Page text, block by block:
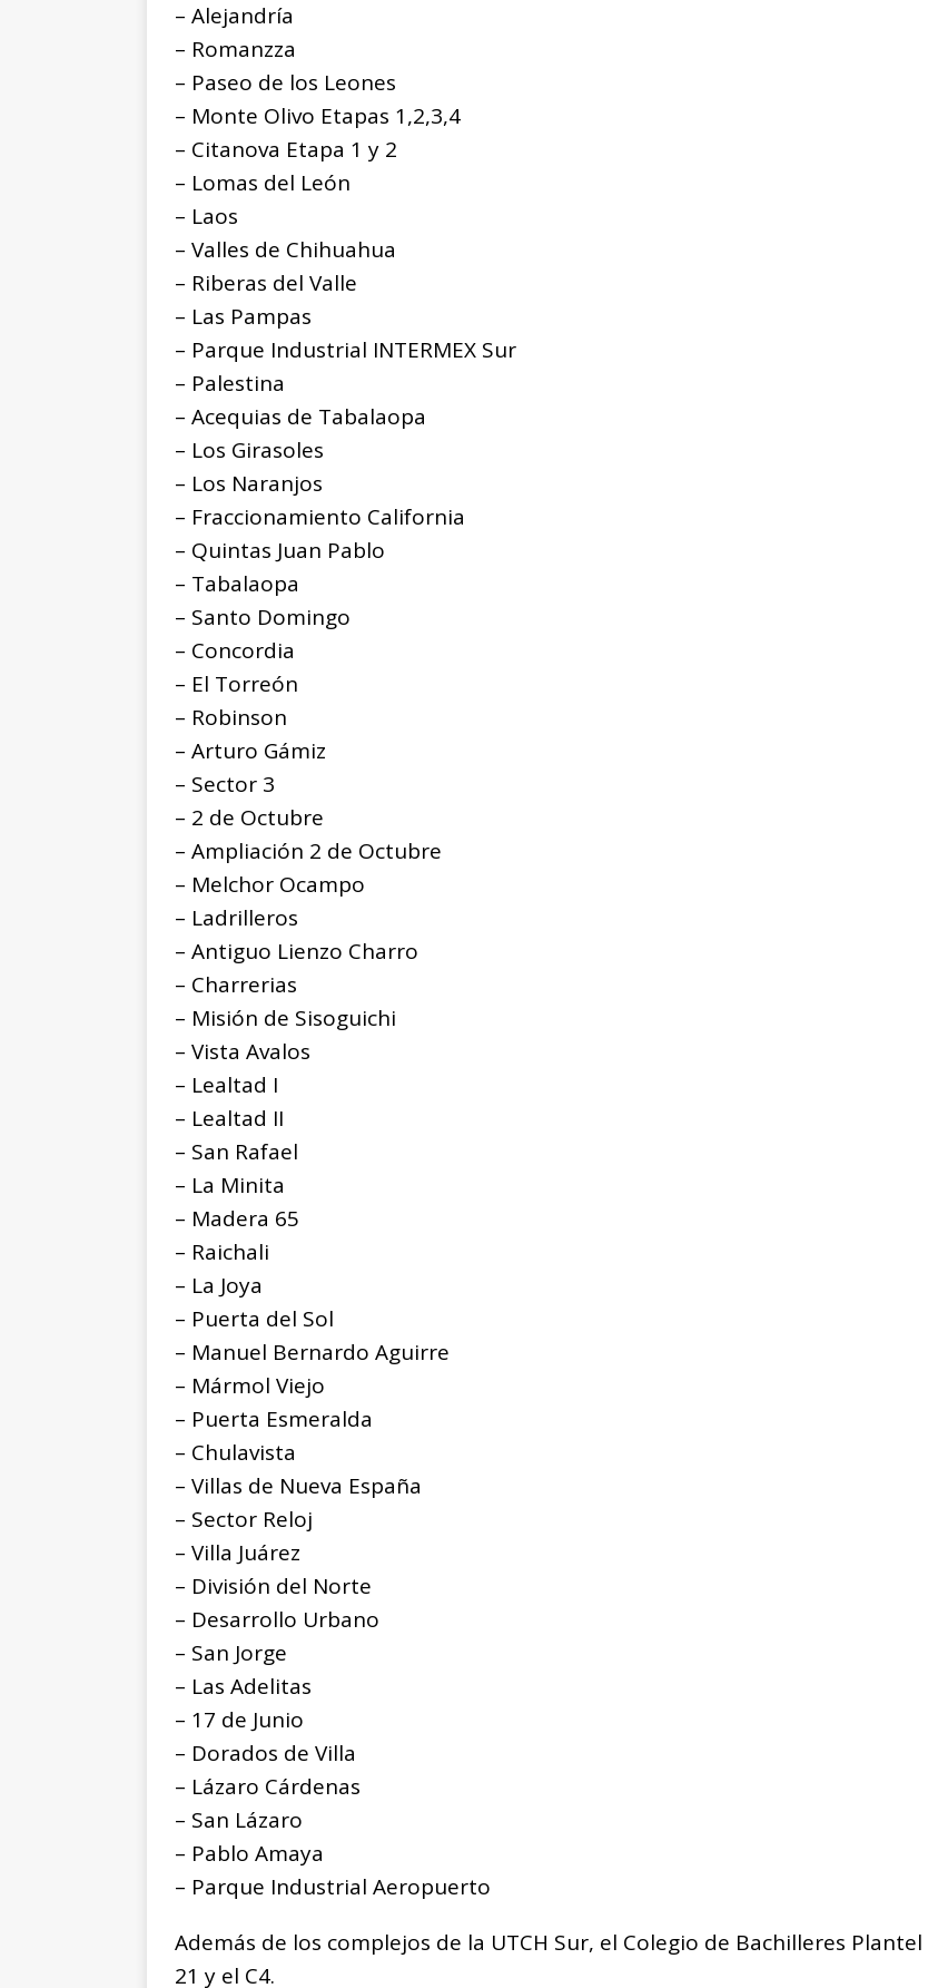
– Alejandría
– Romanzza
– Paseo de los Leones
– Monte Olivo Etapas 1,2,3,4
– Citanova Etapa 1 y 2
– Lomas del León
– Laos
– Valles de Chihuahua
– Riberas del Valle
– Las Pampas
– Parque Industrial INTERMEX Sur
– Palestina
– Acequias de Tabalaopa
– Los Girasoles
– Los Naranjos
– Fraccionamiento California
– Quintas Juan Pablo
– Tabalaopa
– Santo Domingo
– Concordia
– El Torreón
– Robinson
– Arturo Gámiz
– Sector 3
– 2 de Octubre
– Ampliación 2 de Octubre
– Melchor Ocampo
– Ladrilleros
– Antiguo Lienzo Charro
– Charrerias
– Misión de Sisoguichi
– Vista Avalos
– Lealtad I
– Lealtad II
– San Rafael
– La Minita
– Madera 65
– Raichali
– La Joya
– Puerta del Sol
– Manuel Bernardo Aguirre
– Mármol Viejo
– Puerta Esmeralda
– Chulavista
– Villas de Nueva España
– Sector Reloj
– Villa Juárez
– División del Norte
– Desarrollo Urbano
– San Jorge
– Las Adelitas
– 17 de Junio
– Dorados de Villa
– Lázaro Cárdenas
– San Lázaro
– Pablo Amaya
– Parque Industrial Aeropuerto
Además de los complejos de la UTCH Sur, el Colegio de Bachilleres Plantel
21 y el C4.